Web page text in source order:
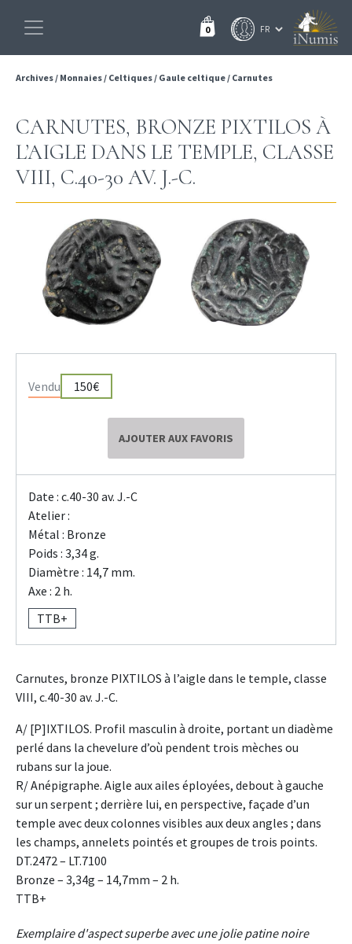
0
Archives/ Monnaies/ Celtiques/ Gaule celtique/ Carnutes
CARNUTES, BRONZE PIXTILOS À
L’AIGLE DANS LE TEMPLE, CLASSE
VIII, C.40-30 AV. J.-C.
Vendu 150€
AJOUTER AUX FAVORIS
Date : c.40-30 av. J.-C
Atelier :
Métal : Bronze
Poids : 3,34 g.
Diamètre : 14,7 mm.
Axe : 2 h.
TTB+
Carnutes, bronze PIXTILOS à l’aigle dans le temple, classe
VIII, c.40-30 av. J.-C.
A/ [P]IXTILOS. Profil masculin à droite, portant un diadème
perlé dans la chevelure d’où pendent trois mèches ou
rubans sur la joue.
R/ Anépigraphe. Aigle aux ailes éployées, debout à gauche
sur un serpent ; derrière lui, en perspective, façade d’un
temple avec deux colonnes visibles aux deux angles ; dans
les champs, annelets pointés et groupes de trois points.
DT.2472 – LT.7100
Bronze – 3,34g – 14,7mm – 2 h.
TTB+
Exemplaire d'aspect superbe avec une jolie patine noire